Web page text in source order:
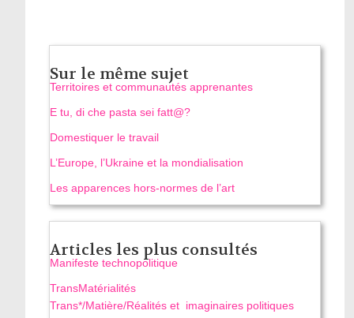
Sur le même sujet
Territoires et communautés apprenantes
E tu, di che pasta sei fatt@?
Domestiquer le travail
L’Europe, l’Ukraine et la mondialisation
Les apparences hors-normes de l’art
Articles les plus consultés
Manifeste technopolitique
TransMatérialités
Trans*/Matière/Réalités et imaginaires politiques